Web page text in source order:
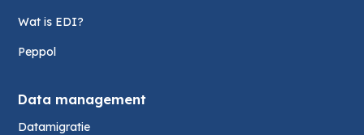
Wat is EDI?
Peppol
Data management
Datamigratie